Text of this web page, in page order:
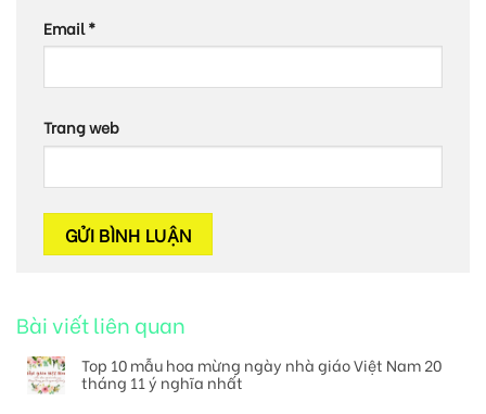
Email*
Trang web
Bài viết liên quan
Top 10 mẫu hoa mừng ngày nhà giáo Việt Nam 20
tháng 11 ý nghĩa nhất